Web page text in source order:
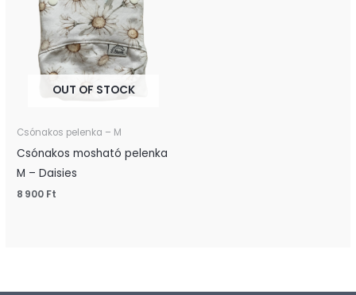
OUT OF STOCK
Csónakos pelenka – M
Csónakos mosható pelenka
M – Daisies
8 900 Ft